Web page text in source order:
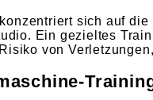
sich auf
Ein gezieltes
von